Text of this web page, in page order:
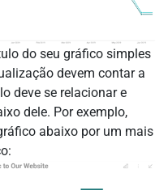
do seu gráfico simples
devem contar a
deve se relacionar e
dele. Por exemplo,
abaixo por um mais